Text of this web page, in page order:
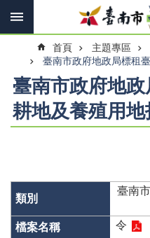
跳到主要內容區塊
搜
訊
機
關
簡
首頁 主題專區
臺南市政府地政局標租
臺南市政府地
耕地及養殖用
臺南
令